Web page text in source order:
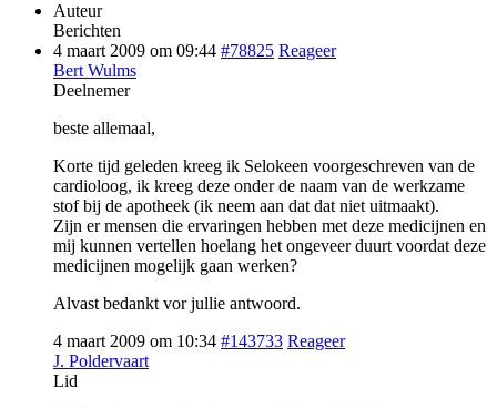
Auteur
Berichten
4 maart 2009 om 09:44 #78825 Reageer
Bert Wulms
Deelnemer
beste allemaal,
Korte tijd geleden kreeg ik Selokeen voorgeschreven van de
cardioloog, ik kreeg deze onder de naam van de werkzame
stof bij de apotheek (ik neem aan dat dat niet uitmaakt).
Zijn er mensen die ervaringen hebben met deze medicijnen en
mij kunnen vertellen hoelang het ongeveer duurt voordat deze
medicijnen mogelijk gaan werken?
Alvast bedankt vor jullie antwoord.
4 maart 2009 om 10:34 #143733 Reageer
J. Poldervaart
Lid